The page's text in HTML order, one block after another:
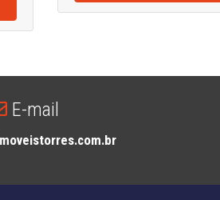
E-mail